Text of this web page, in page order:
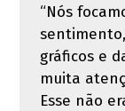
“Nós
gráficos e
muita
Esse não